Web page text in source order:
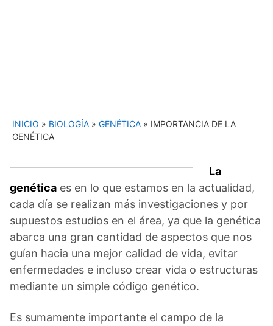
INICIO » BIOLOGÍA » GENÉTICA » IMPORTANCIA DE LA
GENÉTICA
La
genética es en lo que estamos en la actualidad,
cada día se realizan más investigaciones y por
supuestos estudios en el área, ya que la genética
abarca una gran cantidad de aspectos que nos
guían hacia una mejor calidad de vida, evitar
enfermedades e incluso crear vida o estructuras
mediante un simple código genético.
Es sumamente importante el campo de la